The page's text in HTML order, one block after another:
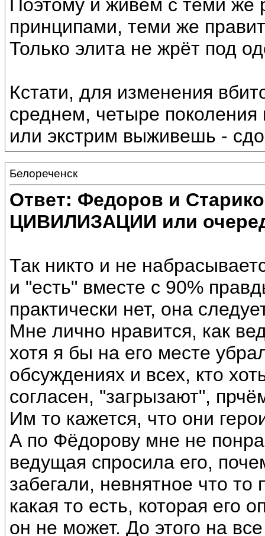
Поэтому и живём с теми
принципами, теми же
Только элита не жрёт под
Кстати, для изменения
среднем, четыре
или экстрим выживешь -
Белореченск
Ответ: Федоров и
ЦИВИЛИЗАЦИИ или
Так никто и не
и "есть" вместе с 90%
практически нет, она
Мне лично нравится, как
хотя я бы на его месте
обсуждениях и всех, кто
согласен, "загрызают",
Им то кажется, что они
А по Фёдорову мне не
ведущая спросила его,
забегали, невнятное что
какая то есть, которая его
он не может. До этого на